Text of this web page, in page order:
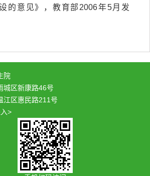
的意见》，教育部2006年5月发
院
城区新康路46号
江区惠民路211号
>